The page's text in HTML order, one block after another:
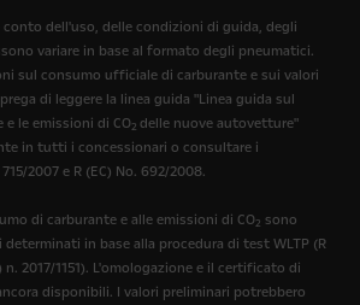
dell'uso, delle condizioni di guida, degli
variare in base al formato degli pneumatici.
sul consumo ufficiale di carburante e sui valori
di leggere la linea guida "Linea guida sul
le emissioni di CO2 delle nuove autovetture"
in tutti i concessionari o consultare i
2007 e R (EC) No. 692/2008.
di carburante e alle emissioni di CO2 sono
in base alla procedura di test WLTP (R
n. 2017/1151). L'omologazione e il certificato di
disponibili. I valori preliminari potrebbero